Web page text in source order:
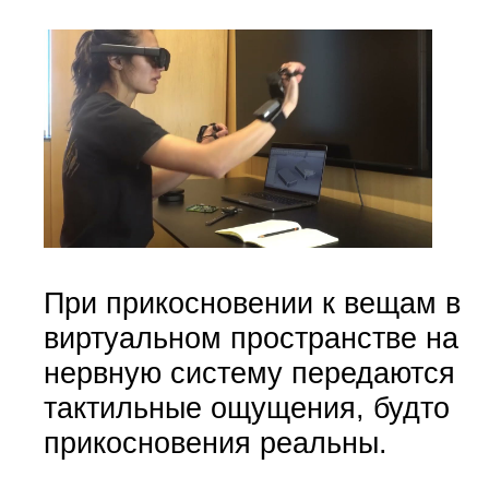
При прикосновении к вещам в
виртуальном пространстве на
нервную систему передаются
тактильные ощущения, будто
прикосновения реальны.